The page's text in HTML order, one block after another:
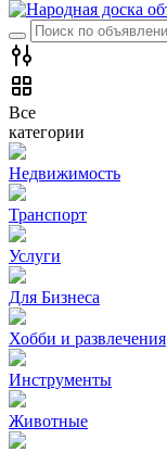
Все
категории
Недвижимость
Транспорт
Услуги
Для Бизнеса
Хобби и развлечения
Инструменты
Животные